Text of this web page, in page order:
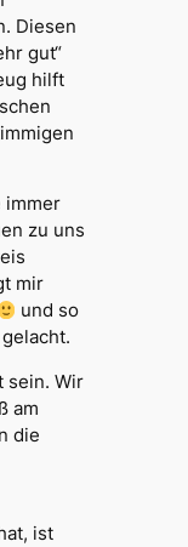
Diesen
gut“
hilft
immer
zu uns
mir
und so
sein. Wir
am
die
ist